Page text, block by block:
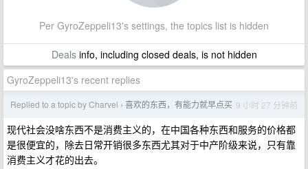
Per GyroZeppeli13's settings, the topics list is hidden
Dealsinfo, including closed deals, is not hidden
GyroZeppeli13's recent replies
Replied to a topic by Charvel › 喜欢的东西，有能力就早点买 9 小时 27 分钟前
现代社会没啥东西不是消费主义的，在中国各种东西和服务的价格都
是很便宜的，除去日常开销很多东西尤其对于中产阶级来说，只有靠
消费主义才花的出去。